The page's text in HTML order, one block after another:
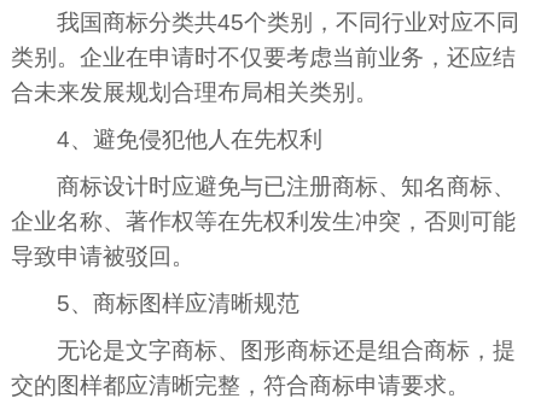
我国商标分类共45个类别，不同行业对应不同
类别。企业在申请时不仅要考虑当前业务，还应结
合未来发展规划合理布局相关类别。
4、避免侵犯他人在先权利
商标设计时应避免与已注册商标、知名商标、
企业名称、著作权等在先权利发生冲突，否则可能
导致申请被驳回。
5、商标图样应清晰规范
无论是文字商标、图形商标还是组合商标，提
交的图样都应清晰完整，符合商标申请要求。